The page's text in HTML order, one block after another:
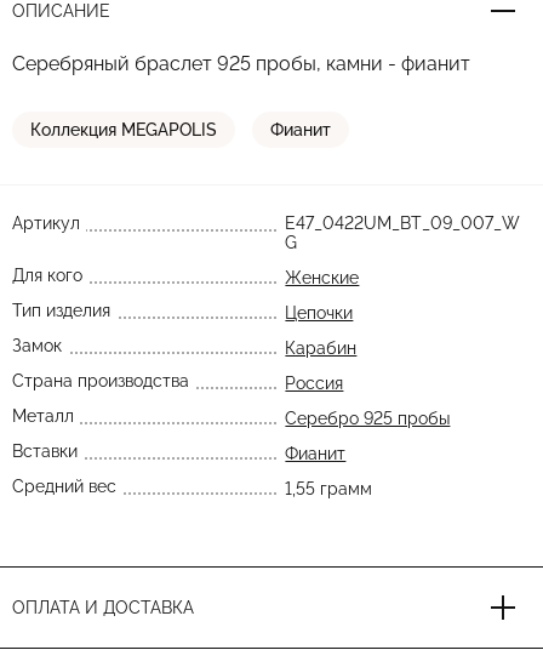
ОПИСАНИЕ
Серебряный браслет 925 пробы, камни - фианит
Коллекция MEGAPOLIS Фианит
Артикул
E47_0422UM_BT_09_007_W
G
Для кого
Женские
Тип изделия
Цепочки
Замок
Карабин
Страна производства
Россия
Металл
Серебро 925 пробы
Вставки
Фианит
Средний вес
1,55 грамм
ОПЛАТА И ДОСТАВКА